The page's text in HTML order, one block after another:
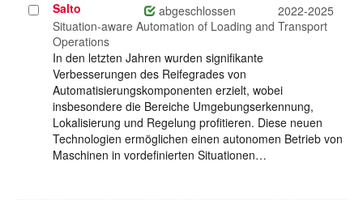
Projekt
auswählen
Salto abgeschlossen
2022-2025
Situation-aware Automation of Loading and Transport
Operations
In den letzten Jahren wurden signifikante
Verbesserungen des Reifegrades von
Automatisierungskomponenten erzielt, wobei
insbesondere die Bereiche Umgebungserkennung,
Lokalisierung und Regelung profitieren. Diese neuen
Technologien ermöglichen einen autonomen Betrieb von
Maschinen in vordefinierten Situationen…